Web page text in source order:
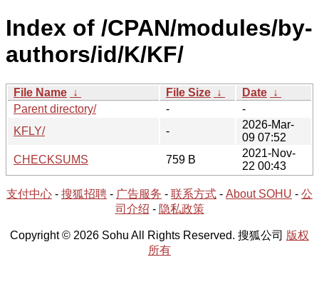
Index of /CPAN/modules/by-
authors/id/K/KF/
File Name ↓ File Size ↓ Date ↓
Parent directory/
-
-
KFLY/
-
2026-Mar-
09 07:52
CHECKSUMS
759 B
2021-Nov-
22 00:43
支付中心 - 搜狐招聘 - 广告服务 - 联系方式 - About SOHU - 公
司介绍 - 隐私政策
Copyright © 2026 Sohu All Rights Reserved. 搜狐公司 版权
所有